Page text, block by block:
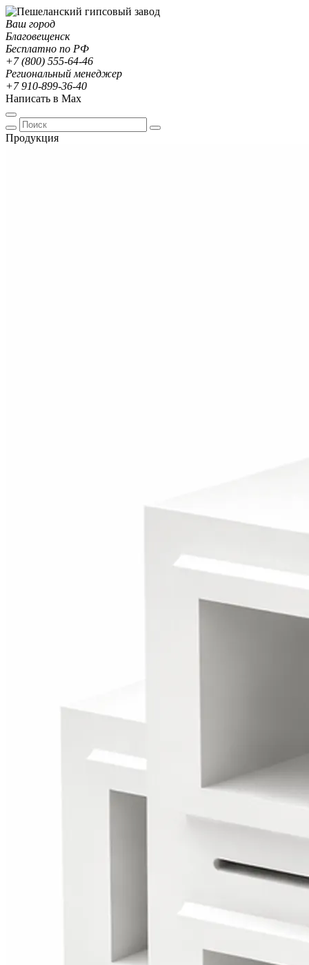
Ваш город
Благовещенск
Бесплатно по РФ
+7 (800) 555-64-46
Региональный менеджер
+7 910-899-36-40
Написать в Max
Продукция